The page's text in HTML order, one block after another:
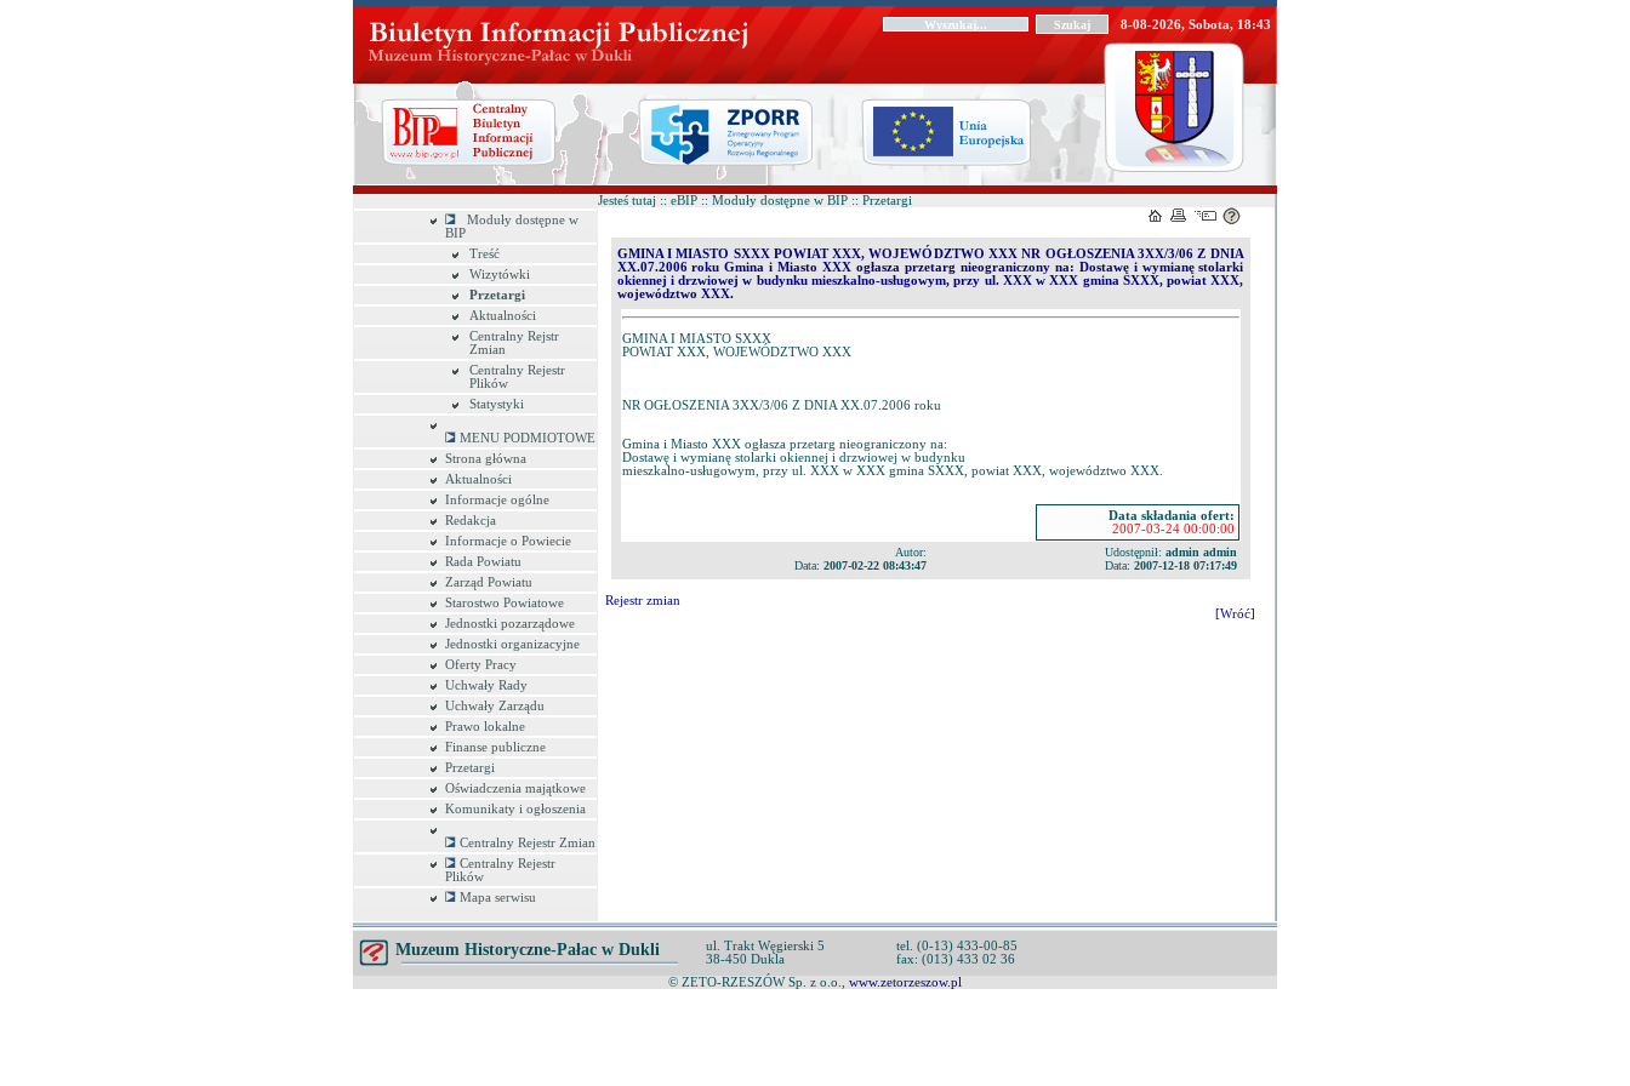
8-08-2026, Sobota, 18:43
Moduły dostępne w
BIP
Treść
Wizytówki
Przetargi
Aktualności
Centralny Rejstr
Zmian
Centralny Rejestr
Plików
Statystyki
MENU PODMIOTOWE
Strona główna
Aktualności
Informacje ogólne
Redakcja
Informacje o Powiecie
Rada Powiatu
Zarząd Powiatu
Starostwo Powiatowe
Jednostki pozarządowe
Jednostki organizacyjne
Oferty Pracy
Uchwały Rady
Uchwały Zarządu
Prawo lokalne
Finanse publiczne
Przetargi
Oświadczenia majątkowe
Komunikaty i ogłoszenia
Centralny Rejestr Zmian
Centralny Rejestr
Plików
Mapa serwisu
Jesteś tutaj :: eBIP :: Moduły dostępne w BIP :: Przetargi
GMINA I MIASTO SXXX POWIAT XXX, WOJEWÓDZTWO XXX NR OGŁOSZENIA 3XX/3/06 Z DNIA
XX.07.2006 roku Gmina i Miasto XXX ogłasza przetarg nieograniczony na: Dostawę i wymianę stolarki
okiennej i drzwiowej w budynku mieszkalno-usługowym, przy ul. XXX w XXX gmina SXXX, powiat XXX,
województwo XXX.
GMINA I MIASTO SXXX
POWIAT XXX, WOJEWÓDZTWO XXX
NR OGŁOSZENIA 3XX/3/06 Z DNIA XX.07.2006 roku
Gmina i Miasto XXX ogłasza przetarg nieograniczony na:
Dostawę i wymianę stolarki okiennej i drzwiowej w budynku
mieszkalno-usługowym, przy ul. XXX w XXX gmina SXXX, powiat XXX, województwo XXX.
Data składania ofert:
2007-03-24 00:00:00
Autor:
Data: 2007-02-22 08:43:47
Udostępnił: admin admin
Data: 2007-12-18 07:17:49
Rejestr zmian
[Wróć]
Muzeum Historyczne-Pałac w Dukli
ul. Trakt Węgierski 5
38-450 Dukla
tel. (0-13) 433-00-85
fax: (013) 433 02 36
© ZETO-RZESZÓW Sp. z o.o., www.zetorzeszow.pl